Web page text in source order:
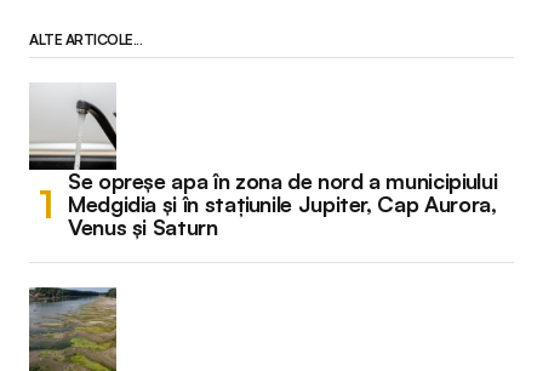
ALTE ARTICOLE...
Se opreșe apa în zona de nord a municipiului
Medgidia și în stațiunile Jupiter, Cap Aurora,
Venus și Saturn